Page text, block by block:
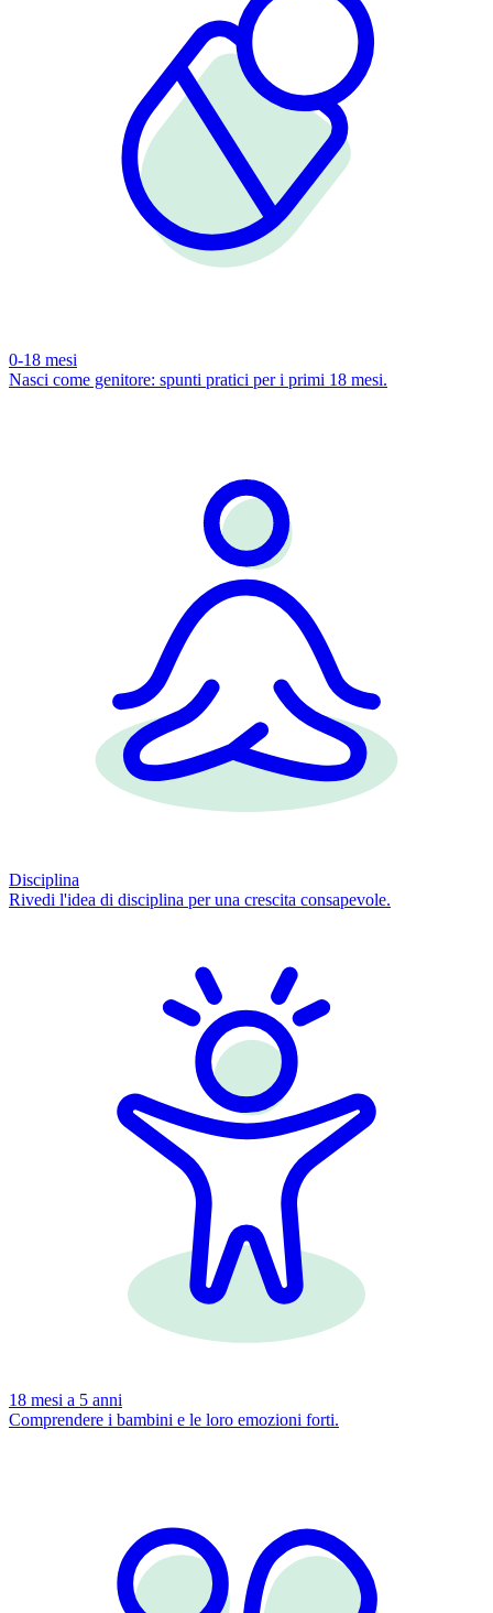
0-18 mesi
Nasci come genitore: spunti pratici per i primi 18 mesi.
Disciplina
Rivedi l'idea di disciplina per una crescita consapevole.
18 mesi a 5 anni
Comprendere i bambini e le loro emozioni forti.